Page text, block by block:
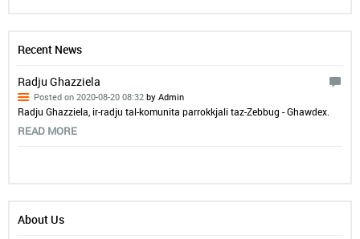
Recent News
Radju Ghazziela
Posted on 2020-08-20 08:32 by Admin
Radju Ghazziela, ir-radju tal-komunita parrokkjali taz-Zebbug - Ghawdex.
READ MORE
About Us